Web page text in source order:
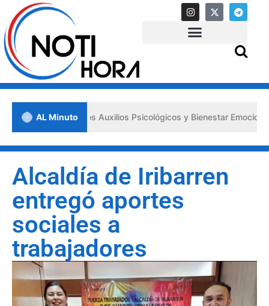
AL Minuto
los «Primeros Auxilios Psicológicos y Bienestar Emocional» ante
Alcaldía de Iribarren
entregó aportes
sociales a
trabajadores